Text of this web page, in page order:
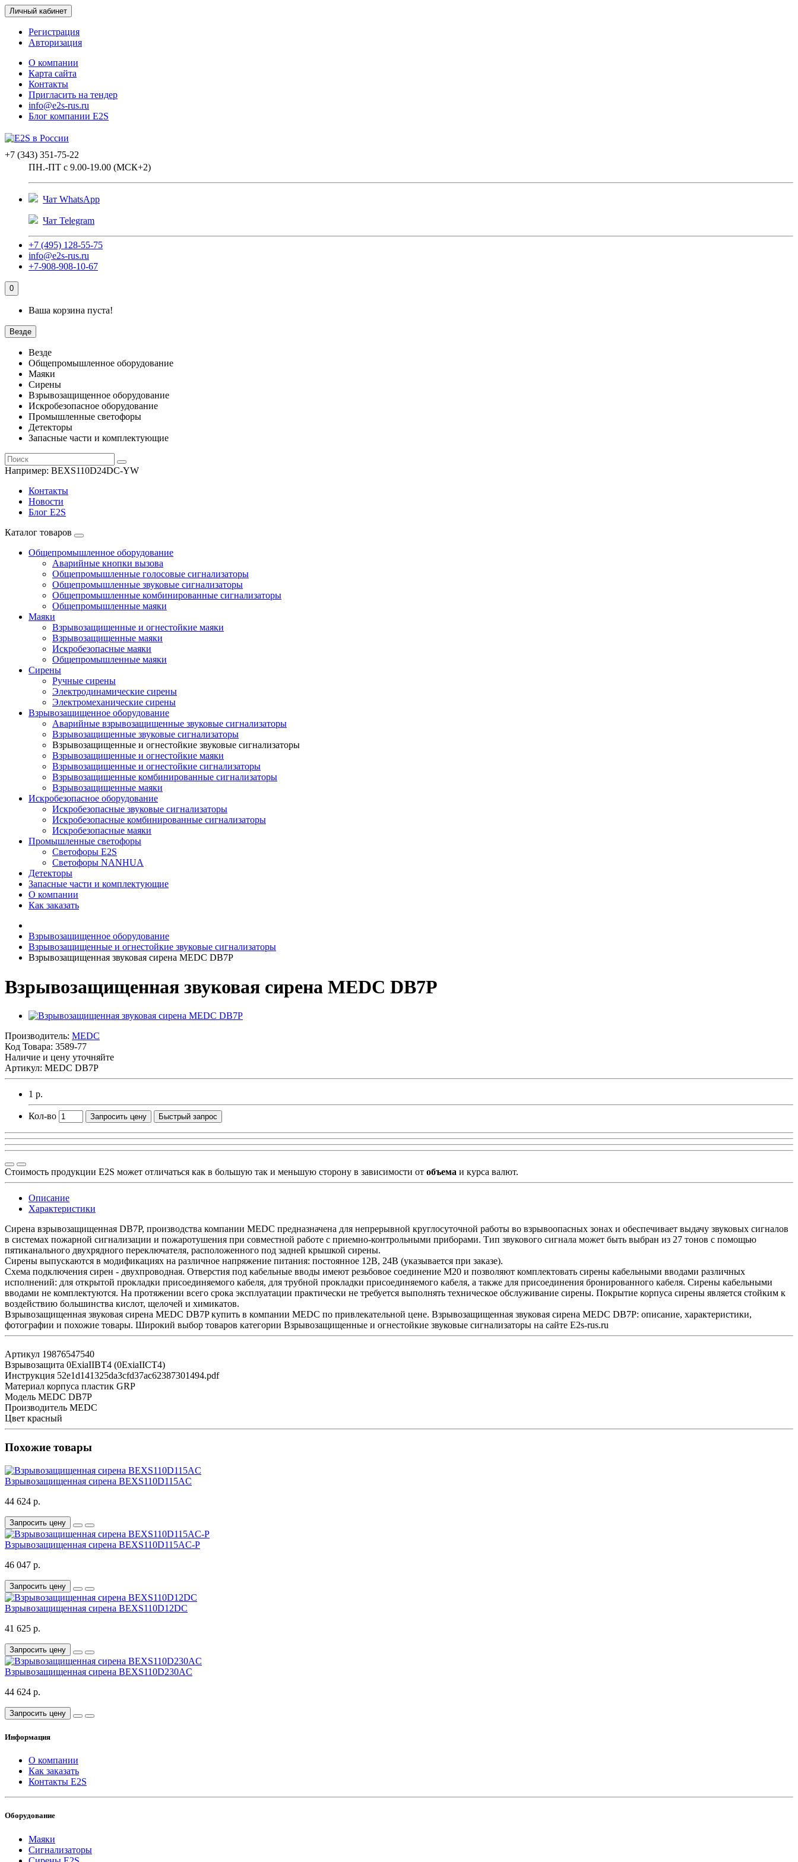
Личный кабинет
Регистрация
Авторизация
О компании
Карта сайта
Контакты
Пригласить на тендер
info@e2s-rus.ru
Блог компании E2S
+7 (343) 351-75-22
ПН.-ПТ с 9.00-19.00 (МСК+2)
Чат WhatsApp
Чат Telegram
+7 (495) 128-55-75
info@e2s-rus.ru
+7-908-908-10-67
0
Ваша корзина пуста!
Везде
Везде
Общепромышленное оборудование
Маяки
Сирены
Взрывозащищенное оборудование
Искробезопасное оборудование
Промышленные светофоры
Детекторы
Запасные части и комплектующие
Например: BEXS110D24DC-YW
Контакты
Новости
Блог E2S
Каталог товаров
Общепромышленное оборудование
Аварийные кнопки вызова
Общепромышленные голосовые сигнализаторы
Общепромышленные звуковые сигнализаторы
Общепромышленные комбинированные сигнализаторы
Общепромышленные маяки
Маяки
Взрывозащищенные и огнестойкие маяки
Взрывозащищенные маяки
Искробезопасные маяки
Общепромышленные маяки
Сирены
Ручные сирены
Электродинамические сирены
Электромеханические сирены
Взрывозащищенное оборудование
Аварийные взрывозащищенные звуковые сигнализаторы
Взрывозащищенные звуковые сигнализаторы
Взрывозащищенные и огнестойкие звуковые сигнализаторы
Взрывозащищенные и огнестойкие маяки
Взрывозащищенные и огнестойкие сигнализаторы
Взрывозащищенные комбинированные сигнализаторы
Взрывозащищенные маяки
Искробезопасное оборудование
Искробезопасные звуковые сигнализаторы
Искробезопасные комбинированные сигнализаторы
Искробезопасные маяки
Промышленные светофоры
Светофоры E2S
Светофоры NANHUA
Детекторы
Запасные части и комплектующие
О компании
Как заказать
Взрывозащищенное оборудование
Взрывозащищенные и огнестойкие звуковые сигнализаторы
Взрывозащищенная звуковая сирена MEDC DB7P
Взрывозащищенная звуковая сирена MEDC DB7P
Производитель: MEDC
Код Товара: 3589-77
Наличие и цену уточняйте
Артикул: MEDC DB7P
1 р.
Кол-во Запросить цену Быстрый запрос
Стоимость продукции E2S может отличаться как в большую так и меньшую сторону в зависимости от объема и курса валют.
Описание
Характеристики
Сирена взрывозащищенная DB7P, производства компании MEDC предназначена для непрерывной круглосуточной работы во взрывоопасных зонах и обеспечивает выдачу звуковых сигналов
в системах пожарной сигнализации и пожаротушения при совместной работе с приемно-контрольными приборами. Тип звукового сигнала может быть выбран из 27 тонов с помощью
пятиканального двухрядного переключателя, расположенного под задней крышкой сирены.
Сирены выпускаются в модификациях на различное напряжение питания: постоянное 12В, 24В (указывается при заказе).
Схема подключения сирен - двухпроводная. Отверстия под кабельные вводы имеют резьбовое соединение М20 и позволяют комплектовать сирены кабельными вводами различных
исполнений: для открытой прокладки присоединяемого кабеля, для трубной прокладки присоединяемого кабеля, а также для присоединения бронированного кабеля. Сирены кабельными
вводами не комплектуются. На протяжении всего срока эксплуатации практически не требуется выполнять техническое обслуживание сирены. Покрытие корпуса сирены является стойким к
воздействию большинства кислот, щелочей и химикатов.
Взрывозащищенная звуковая сирена MEDC DB7P купить в компании MEDC по привлекательной цене. Взрывозащищенная звуковая сирена MEDC DB7P: описание, характеристики,
фотографии и похожие товары. Широкий выбор товаров категории Взрывозащищенные и огнестойкие звуковые сигнализаторы на сайте E2s-rus.ru
Артикул 19876547540
Взрывозащита 0ExiaIIBT4 (0ExiaIICT4)
Инструкция 52e1d141325da3cfd37ac62387301494.pdf
Материал корпуса пластик GRP
Модель MEDC DB7P
Производитель MEDC
Цвет красный
Похожие товары
Взрывозащищенная сирена BEXS110D115AC
44 624 р.
Запросить цену
Взрывозащищенная сирена BEXS110D115AC-P
46 047 р.
Запросить цену
Взрывозащищенная сирена BEXS110D12DC
41 625 р.
Запросить цену
Взрывозащищенная сирена BEXS110D230AC
44 624 р.
Запросить цену
Информация
О компании
Как заказать
Контакты E2S
Оборудование
Маяки
Сигнализаторы